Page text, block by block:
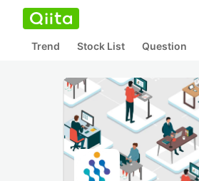
Trend Stock List Question